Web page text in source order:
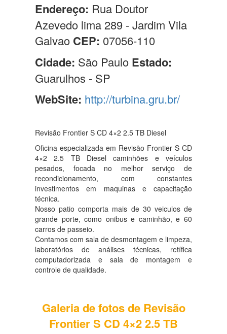
Endereço: Rua Doutor
Azevedo lima 289 - Jardim Vila
Galvao CEP: 07056-110
Cidade: São Paulo Estado:
Guarulhos - SP
WebSite: http://turbina.gru.br/
Revisão Frontier S CD 4×2 2.5 TB Diesel
Oficina especializada em Revisão Frontier S CD
4×2 2.5 TB Diesel caminhões e veículos
pesados, focada no melhor serviço de
recondicionamento, com constantes
investimentos em maquinas e capacitação
técnica.
Nosso patio comporta mais de 30 veiculos de
grande porte, como onibus e caminhão, e 60
carros de passeio.
Contamos com sala de desmontagem e limpeza,
laboratórios de análises técnicas, retífica
computadorizada e sala de montagem e
controle de qualidade.
Galeria de fotos de Revisão
Frontier S CD 4×2 2.5 TB